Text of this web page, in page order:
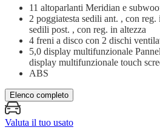
11 altoparlanti Meridian e
2 poggiatesta sedili ant. , con reg.
sedili post. , con reg. in altezza
4 freni a disco con 2 dischi
5,0 display multifunzionale
display multifunzionale touch
ABS
Elenco completo
Valuta il tuo usato